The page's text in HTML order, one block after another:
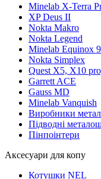
Minelab X-Terra
XP Deus II
Nokta Makro
Nokta Legend
Minelab Equinox
Nokta Simplex
Quest X5, X10
Garrett ACE
Gauss MD
Minelab Vanquish
Виробники
Підводні
Пінпоінтери
Аксесуари для копу
Котушки NEL